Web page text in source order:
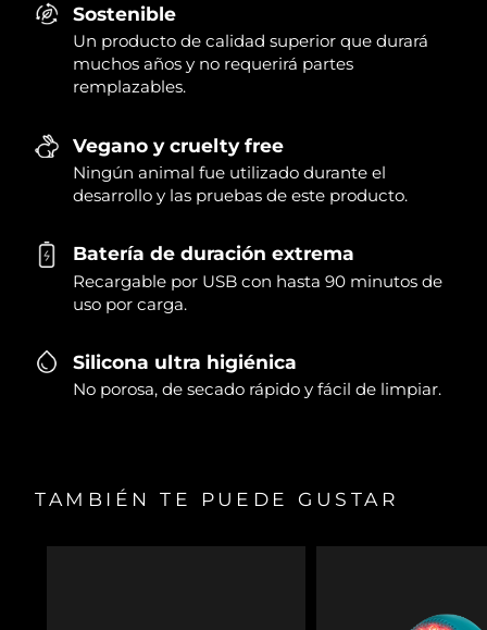
Sostenible
Un producto de calidad superior que durará
muchos años y no requerirá partes
remplazables.
Vegano y cruelty free
Ningún animal fue utilizado durante el
desarrollo y las pruebas de este producto.
Batería de duración extrema
Recargable por USB con hasta 90 minutos de
uso por carga.
Silicona ultra higiénica
No porosa, de secado rápido y fácil de limpiar.
TAMBIÉN TE PUEDE GUSTAR